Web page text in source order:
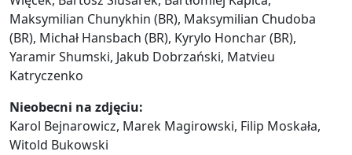
Maksymilian Chunykhin (BR), Maksymilian Chudoba
(BR), Michał Hansbach (BR), Kyrylo Honchar (BR),
Yaramir Shumski, Jakub Dobrzański, Matvieu
Katryczenko
Nieobecni na zdjęciu:
Karol Bejnarowicz, Marek Magirowski, Filip Moskała,
Witold Bukowski